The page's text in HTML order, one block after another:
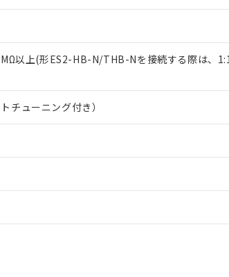
以上(形ES2-HB-N/THB-Nを接続する際は、
チューニング付き）